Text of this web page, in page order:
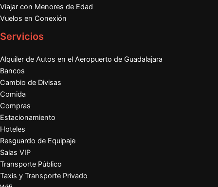
Viajar con Menores de Edad
Vuelos en Conexión
Servicios
Alquiler de Autos en el Aeropuerto de Guadalajara
Bancos
Cambio de Divisas
Comida
Compras
Estacionamiento
Hoteles
Resguardo de Equipaje
Salas VIP
Transporte Público
Taxis y Transporte Privado